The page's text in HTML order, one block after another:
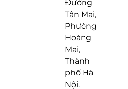
Đường
Tân Mai,
Phường
Hoàng
Mai,
Thành
phố Hà
Nội.